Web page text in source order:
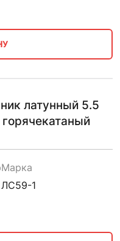
латунный 5.5
Марка
ЛС59-1